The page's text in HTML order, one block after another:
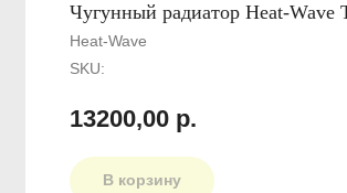
Чугунный радиатор Heat-Wave
Heat-Wave
SKU:
13200,00 р.
В корзину